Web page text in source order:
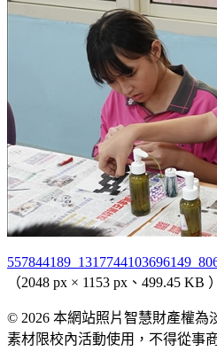
（2048 px × 1153 px、499.45 KB ）
© 2026 本網站照片智慧財產權為
素材限校內活動使用，不得從事